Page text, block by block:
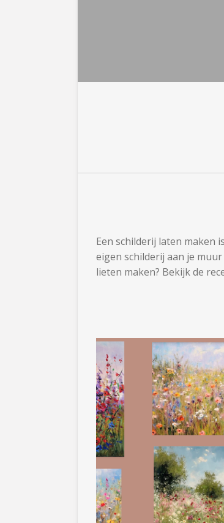
Een schilderij laten maken
eigen schilderij aan je
lieten maken? Bekijk de